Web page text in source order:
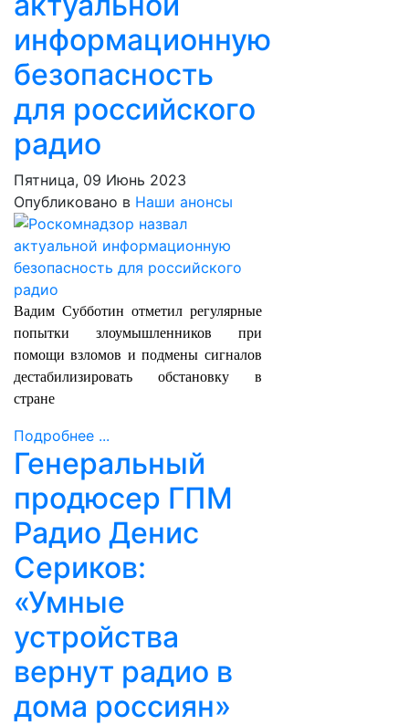
информационную
безопасность
для российского
радио
Пятница, 09 Июнь 2023
Опубликовано в Наши анонсы
Вадим Субботин отметил регулярные
попытки злоумышленников при
помощи взломов и подмены сигналов
дестабилизировать обстановку в
стране
Подробнее ...
Генеральный
продюсер ГПМ
Радио Денис
Сериков:
«Умные
устройства
вернут радио в
дома россиян»